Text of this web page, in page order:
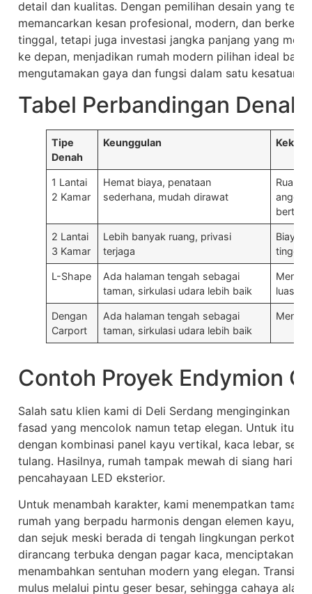
detail dan kualitas. Dengan pemilihan desain yang
memancarkan kesan profesional, modern, dan
tinggal, tetapi juga investasi jangka panjang yang
ke depan, menjadikan rumah modern pilihan ideal
mengutamakan gaya dan fungsi dalam satu kesatuan.
Tabel Perbandingan Denah
Tipe
Denah
Keunggulan
1 Lantai
2 Kamar
Hemat biaya, penataan
sederhana, mudah dirawat
Ruang
2 Lantai
3 Kamar
Lebih banyak ruang, privasi
terjaga
Biaya
tinggi
L-Shape
Ada halaman tengah sebagai
taman, sirkulasi udara lebih baik
luas
Dengan
Carport
Ada halaman tengah sebagai
taman, sirkulasi udara lebih baik
Contoh Proyek Endymion
Salah satu klien kami di Deli Serdang menginginkan
fasad yang mencolok namun tetap elegan. Untuk itu,
dengan kombinasi panel kayu vertikal, kaca lebar,
tulang. Hasilnya, rumah tampak mewah di siang hari
pencahayaan LED eksterior.
Untuk menambah karakter, kami menempatkan taman
rumah yang berpadu harmonis dengan elemen kayu,
dan sejuk meski berada di tengah lingkungan
dirancang terbuka dengan pagar kaca, menciptakan
menambahkan sentuhan modern yang elegan.
mulus melalui pintu geser besar, sehingga cahaya